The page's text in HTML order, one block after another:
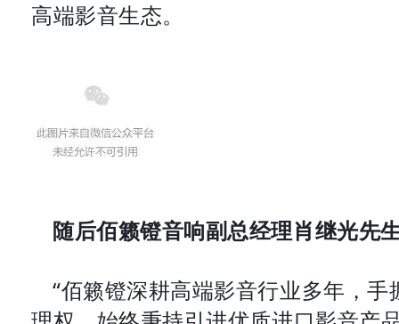
高端影音生态。
随后佰籁镫音响副总经理肖继光先
“佰籁镫深耕高端影音行业多年，